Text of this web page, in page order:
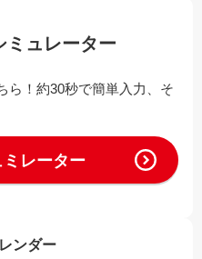
ミュレーター
ら！約30秒で簡単入力、そ
レーター
ンダー